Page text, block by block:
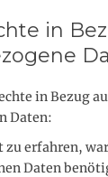
in
in Bezug
Daten:
zu erfahren,
Daten